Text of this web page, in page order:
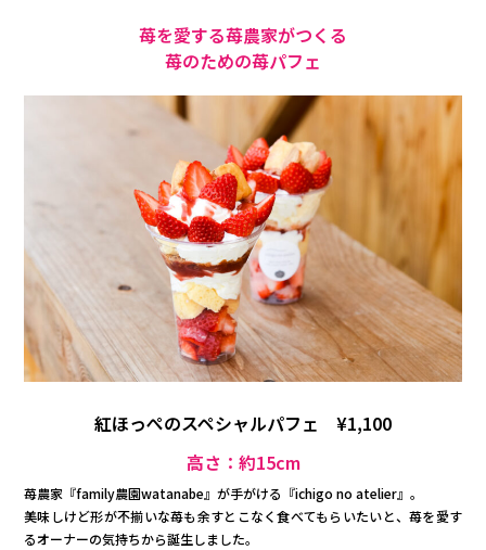
苺を愛する苺農家がつくる
苺のための苺パフェ
紅ほっぺのスペシャルパフェ ¥1,100
高さ：約15cm
苺農家『family農園watanabe』が手がける『ichigo no atelier』。
美味しけど形が不揃いな苺も余すとこなく食べてもらいたいと、苺を愛す
るオーナーの気持ちから誕生しました。